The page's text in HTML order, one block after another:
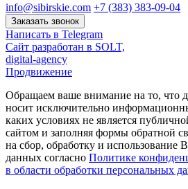
info@sibirskie.com +7 (383) 383-09-04
Заказать звонок
Написать в Telegram
Сайт разработан в SOLT,
digital-agency
Продвижение
Обращаем ваше внимание на то, что
носит исключительно
каких условиях не является
сайтом и заполняя формы обратной
на сбор, обработку и использование
данных согласно Политике
в области обработки персональных